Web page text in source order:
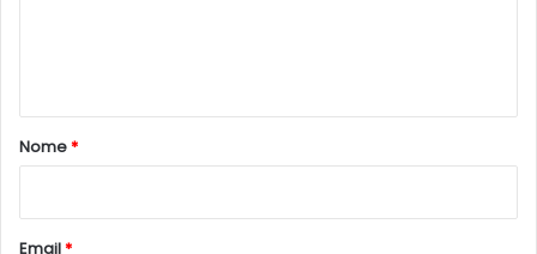
r
*
Nome*
Email*